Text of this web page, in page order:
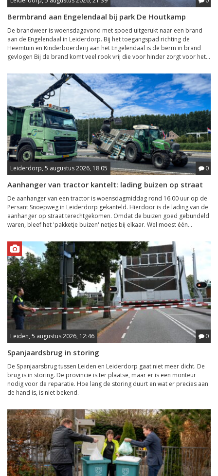
Bermbrand aan Engelendaal bij park De Houtkamp
De brandweer is woensdagavond met spoed uitgerukt naar een brand
aan de Engelendaal in Leiderdorp. Bij het toegangspad richting de
Heemtuin en Kinderboerderij aan het Engelendaal is de berm in brand
gevlogen Bij de brand komt veel rook vrij die voor hinder zorgt voor het...
Leiderdorp, 5 augustus 2026, 18:05 0
Aanhanger van tractor kantelt: lading buizen op straat
De aanhanger van een tractor is woensdagmiddag rond 16.00 uur op de
Persant Snoepweg in Leiderdorp gekanteld. Hierdoor is de lading van de
aanhanger op straat terechtgekomen. Omdat de buizen goed gebundeld
waren, bleef het 'pakketje buizen' netjes bij elkaar. Wel moest één...
Leiden, 5 augustus 2026, 12:46 0
Spanjaardsbrug in storing
De Spanjaarsbrug tussen Leiden en Leiderdorp gaat niet meer dicht. De
brug is in storing. De provincie is ter plaatse, maar er is een monteur
nodig voor de reparatie. Hoe lang de storing duurt en wat er precies aan
de hand is, is niet bekend.